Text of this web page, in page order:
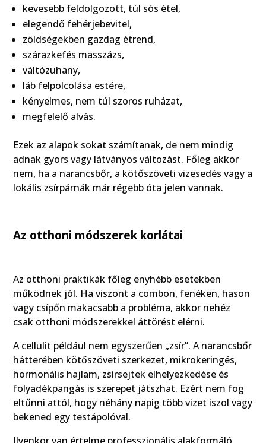
kevesebb feldolgozott, túl sós étel,
elegendő fehérjebevitel,
zöldségekben gazdag étrend,
szárazkefés masszázs,
váltózuhany,
láb felpolcolása estére,
kényelmes, nem túl szoros ruházat,
megfelelő alvás.
Ezek az alapok sokat számítanak, de nem mindig
adnak gyors vagy látványos változást. Főleg akkor
nem, ha a narancsbőr, a kötőszöveti vizesedés vagy a
lokális zsírpárnák már régebb óta jelen vannak.
Az otthoni módszerek korlátai
Az otthoni praktikák főleg enyhébb esetekben
működnek jól. Ha viszont a combon, fenéken, hason
vagy csípőn makacsabb a probléma, akkor nehéz
csak otthoni módszerekkel áttörést elérni.
A cellulit például nem egyszerűen „zsír”. A narancsbőr
hátterében kötőszöveti szerkezet, mikrokeringés,
hormonális hajlam, zsírsejtek elhelyezkedése és
folyadékpangás is szerepet játszhat. Ezért nem fog
eltűnni attól, hogy néhány napig több vizet iszol vagy
bekened egy testápolóval.